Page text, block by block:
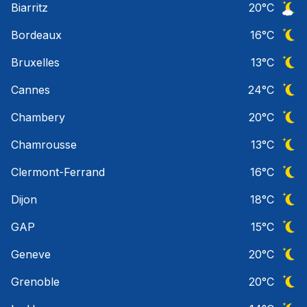
Biarritz
20°C
Bordeaux
16°C
Bruxelles
13°C
Cannes
24°C
Chambery
20°C
Chamrousse
13°C
Clermont-Ferrand
16°C
Dijon
18°C
GAP
15°C
Geneve
20°C
Grenoble
20°C